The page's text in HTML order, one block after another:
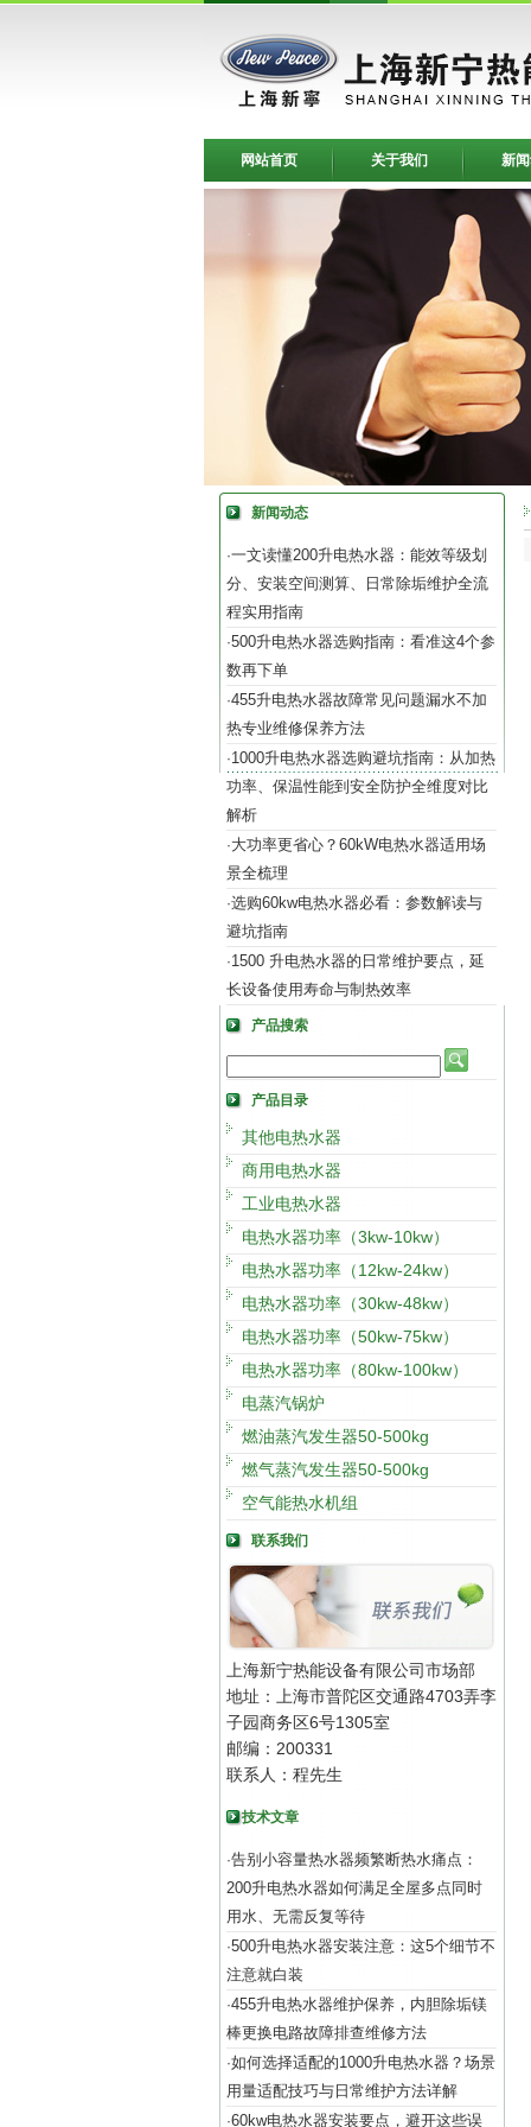
网站首页 关于我们 新
新闻动态
·一文读懂200升电热水器：能效等级划
分、安装空间测算、日常除垢维护全流
程实用指南
·500升电热水器选购指南：看准这4个参
数再下单
·455升电热水器故障常见问题漏水不加
热专业维修保养方法
·1000升电热水器选购避坑指南：从加热
功率、保温性能到安全防护全维度对比
解析
·大功率更省心？60kW电热水器适用场
景全梳理
·选购60kw电热水器必看：参数解读与
避坑指南
·1500 升电热水器的日常维护要点，延
长设备使用寿命与制热效率
产品搜索
产品目录
其他电热水器
商用电热水器
工业电热水器
电热水器功率（3kw-10kw）
电热水器功率（12kw-24kw）
电热水器功率（30kw-48kw）
电热水器功率（50kw-75kw）
电热水器功率（80kw-100kw）
电蒸汽锅炉
燃油蒸汽发生器50-500kg
燃气蒸汽发生器50-500kg
空气能热水机组
联系我们
上海新宁热能设备有限公司市场部
地址：上海市普陀区交通路4703弄李
子园商务区6号1305室
邮编：200331
联系人：程先生
技术文章
·告别小容量热水器频繁断热水痛点：
200升电热水器如何满足全屋多点同时
用水、无需反复等待
·500升电热水器安装注意：这5个细节不
注意就白装
·455升电热水器维护保养，内胆除垢镁
棒更换电路故障排查维修方法
·如何选择适配的1000升电热水器？场景
用量适配技巧与日常维护方法详解
·60kw电热水器安装要点，避开这些误